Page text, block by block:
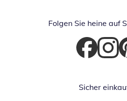
Folgen Sie heine auf
Öffnet inÖffnet
Sicher